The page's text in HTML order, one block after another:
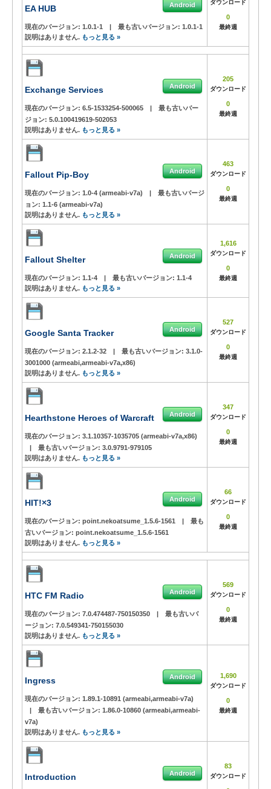
EA HUB Android
現在のバージョン: 1.0.1-1 | 最も古いバージョン: 1.0.1-1
説明はありません. もっと見る »
ダウンロード
0
最終週
Exchange Services Android
現在のバージョン: 6.5-1533254-500065 |
最も古いバー
ジョン: 5.0.100419619-502053
説明はありません. もっと見る »
205
ダウンロード
0
最終週
Fallout Pip-Boy Android
現在のバージョン: 1.0-4 (armeabi-v7a) |
最も古いバージ
ョン: 1.1-6 (armeabi-v7a)
説明はありません. もっと見る »
463
ダウンロード
0
最終週
Fallout Shelter Android
現在のバージョン: 1.1-4 | 最も古いバージョン: 1.1-4
説明はありません. もっと見る »
1,616
ダウンロード
0
最終週
Google Santa Tracker Android
現在のバージョン: 2.1.2-32 | 最も古いバージョン: 3.1.0-
3001000 (armeabi,armeabi-v7a,x86)
説明はありません. もっと見る »
527
ダウンロード
0
最終週
Hearthstone Heroes of Warcraft Android
現在のバージョン: 3.1.10357-1035705 (armeabi-v7a,x86)
|
最も古いバージョン: 3.0.9791-979105
説明はありません. もっと見る »
347
ダウンロード
0
最終週
HIT!×3 Android
現在のバージョン: point.nekoatsume_1.5.6-1561 |
最も
古いバージョン: point.nekoatsume_1.5.6-1561
説明はありません. もっと見る »
66
ダウンロード
0
最終週
HTC FM Radio Android
現在のバージョン: 7.0.474487-750150350 |
最も古いバ
ージョン: 7.0.549341-750155030
説明はありません. もっと見る »
569
ダウンロード
0
最終週
Ingress Android
現在のバージョン: 1.89.1-10891 (armeabi,armeabi-v7a)
|
最も古いバージョン: 1.86.0-10860 (armeabi,armeabi-
v7a)
説明はありません. もっと見る »
1,690
ダウンロード
0
最終週
Introduction Android
83
ダウンロード